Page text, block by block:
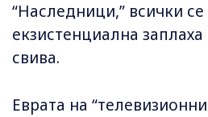
“Наследници,” всички се
екзистенциална
свива.
Еврата на